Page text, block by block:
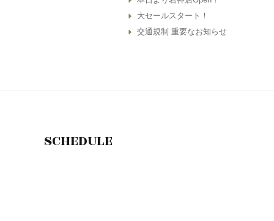
大セールスタート！
交通規制 重要なお知らせ
SCHEDULE